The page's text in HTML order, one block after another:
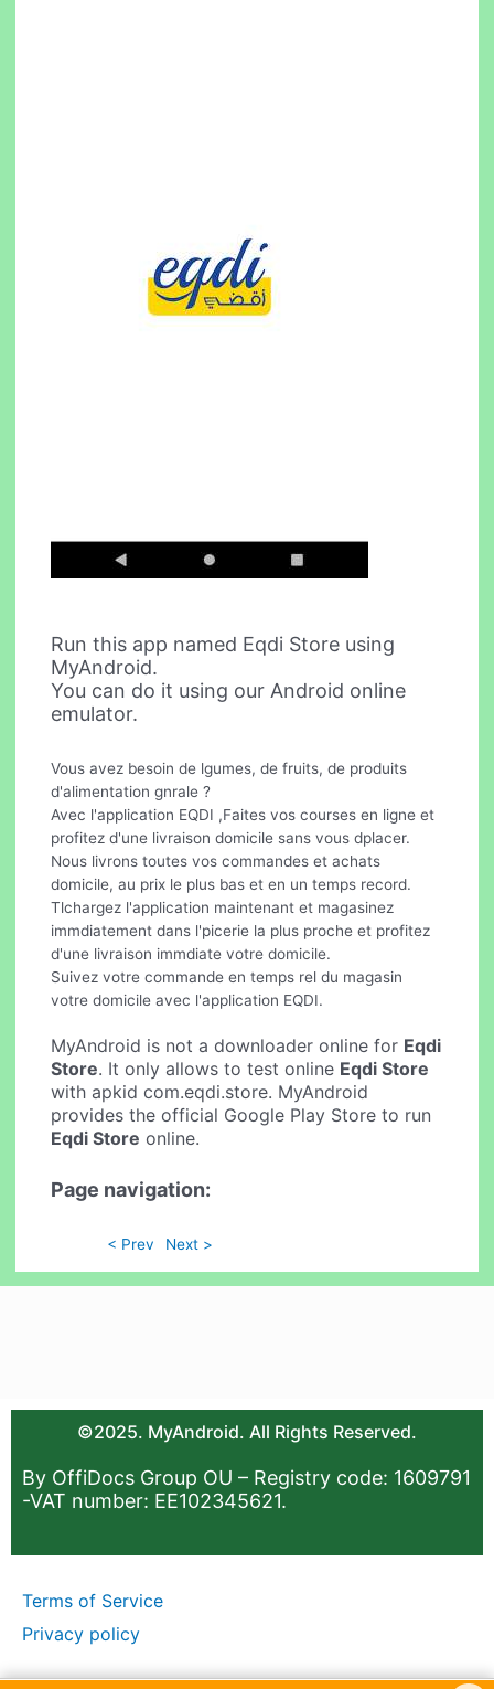
Run this app named Eqdi Store using
MyAndroid.
You can do it using our Android online
emulator.
Vous avez besoin de lgumes, de fruits, de produits
d'alimentation gnrale ?
Avec l'application EQDI ,Faites vos courses en ligne et
profitez d'une livraison domicile sans vous dplacer.
Nous livrons toutes vos commandes et achats
domicile, au prix le plus bas et en un temps record.
Tlchargez l'application maintenant et magasinez
immdiatement dans l'picerie la plus proche et profitez
d'une livraison immdiate votre domicile.
Suivez votre commande en temps rel du magasin
votre domicile avec l'application EQDI.
MyAndroid is not a downloader online for Eqdi
Store. It only allows to test online Eqdi Store
with apkid com.eqdi.store. MyAndroid
provides the official Google Play Store to run
Eqdi Store online.
Page navigation:
< Prev Next >
©2025. MyAndroid. All Rights Reserved.
By OffiDocs Group OU – Registry code: 1609791
-VAT number: EE102345621.
Terms of Service
Privacy policy